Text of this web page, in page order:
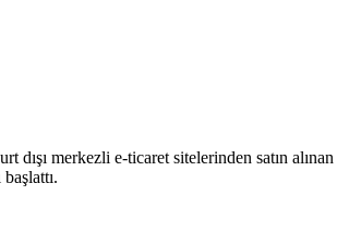
dışı merkezli e-ticaret sitelerinden satın alınan